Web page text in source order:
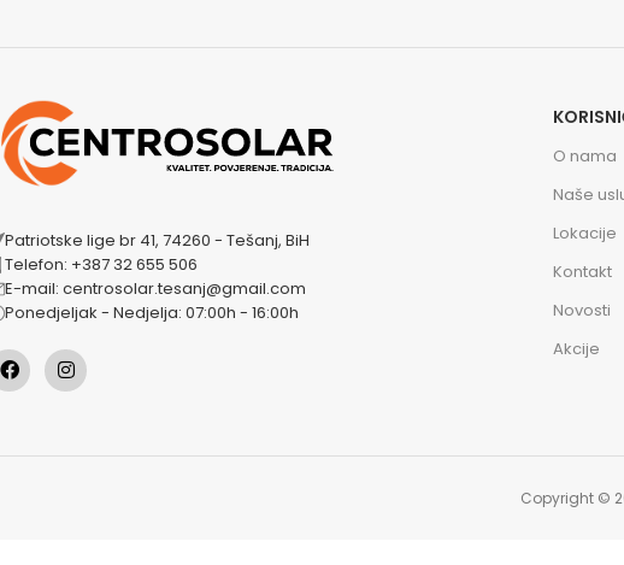
Patriotske lige br 41, 74260 - Tešanj, BiH
Telefon: +387 32 655 506
E-mail: centrosolar.tesanj@gmail.com
Ponedjeljak - Nedjelja: 07:00h - 16:00h
O nama
Naše
Lokacije
Kontakt
Novosti
Akcije
Copyright ©